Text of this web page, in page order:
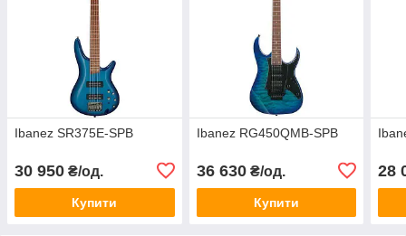
Ibanez SR375E-SPB
30 950 ₴/од.
Купити
Ibanez RG450QMB-SPB
36 630₴/од.
Купити
28